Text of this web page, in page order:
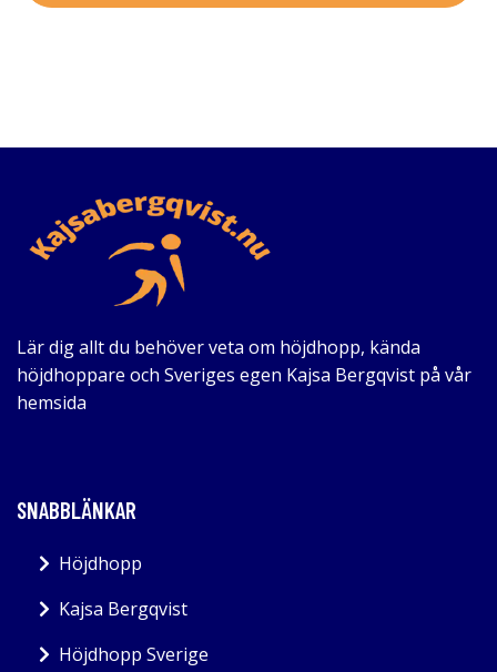
Lär dig allt du behöver veta om höjdhopp, kända
höjdhoppare och Sveriges egen Kajsa Bergqvist på vår
hemsida
SNABBLÄNKAR
Höjdhopp
Kajsa Bergqvist
Höjdhopp Sverige